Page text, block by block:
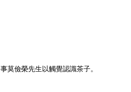
莫儉榮先生以觸覺認識茶子。